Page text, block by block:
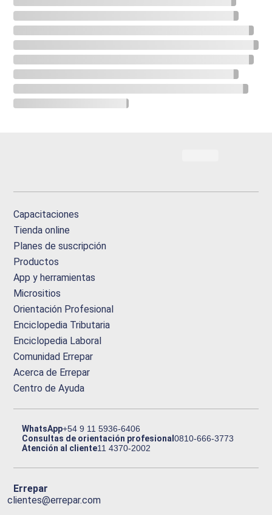
Capacitaciones
Tienda online
Planes de suscripción
Productos
App y herramientas
Micrositios
Orientación Profesional
Enciclopedia Tributaria
Enciclopedia Laboral
Comunidad Errepar
Acerca de Errepar
Centro de Ayuda
WhatsApp+54 9 11 5936-6406
Consultas de orientación profesional0810-666-3773
Atención al cliente11 4370-2002
Errepar
clientes@errepar.com